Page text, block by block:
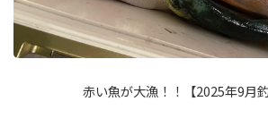
赤い魚が大漁！！【2025年9月釣